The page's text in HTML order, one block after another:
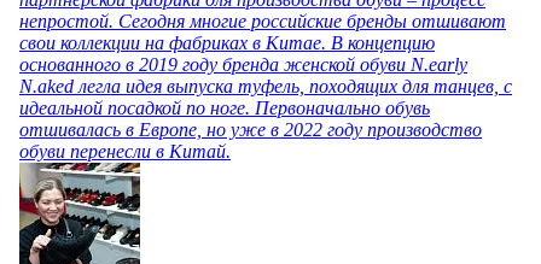
непростой. Сегодня многие российские бренды отшивают
свои коллекции на фабриках в Китае. В концепцию
основанного в 2019 году бренда женской обуви N.early
N.aked легла идея выпуска туфель, походящих для танцев, с
идеальной посадкой по ноге. Первоначально обувь
отшивалась в Европе, но уже в 2022 году производство
обуви перенесли в Китай.